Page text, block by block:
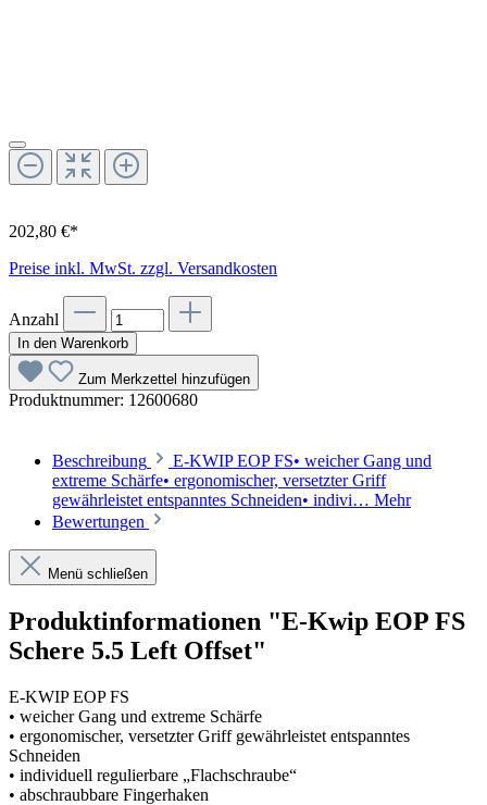
202,80 €*
Preise inkl. MwSt. zzgl. Versandkosten
Anzahl
In den Warenkorb
Zum Merkzettel hinzufügen
Produktnummer: 12600680
Beschreibung
E-KWIP EOP FS• weicher Gang und
extreme Schärfe• ergonomischer, versetzter Griff
gewährleistet entspanntes Schneiden• indivi… Mehr
Bewertungen
Menü schließen
Produktinformationen "E-Kwip EOP FS
Schere 5.5 Left Offset"
E-KWIP EOP FS
• weicher Gang und extreme Schärfe
• ergonomischer, versetzter Griff gewährleistet entspanntes
Schneiden
• individuell regulierbare „Flachschraube“
• abschraubbare Fingerhaken